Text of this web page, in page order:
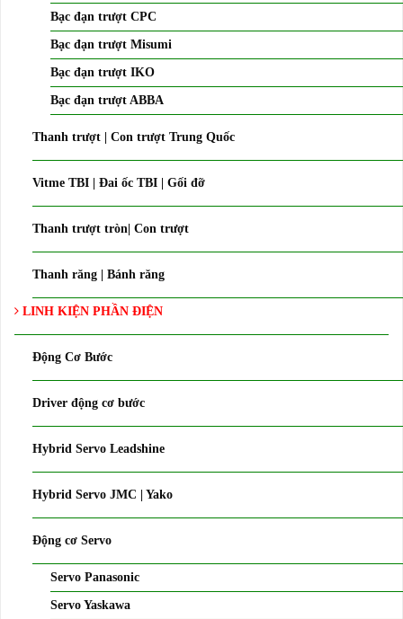
Bạc đạn trượt CPC
Bạc đạn trượt Misumi
Bạc đạn trượt IKO
Bạc đạn trượt ABBA
Thanh trượt | Con trượt Trung Quốc
Vitme TBI | Đai ốc TBI | Gối đỡ
Thanh trượt tròn| Con trượt
Thanh răng | Bánh răng
LINH KIỆN PHẦN ĐIỆN
Động Cơ Bước
Driver động cơ bước
Hybrid Servo Leadshine
Hybrid Servo JMC | Yako
Động cơ Servo
Servo Panasonic
Servo Yaskawa